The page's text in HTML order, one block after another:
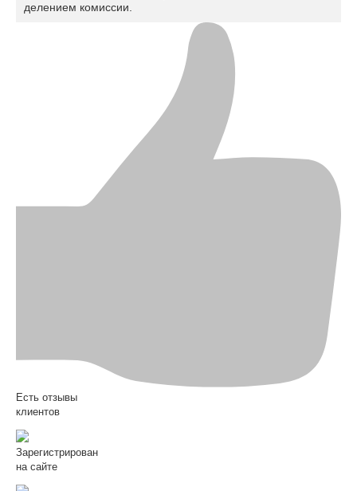
делением комиссии.
Есть отзывы
клиентов
Зарегистрирован
на сайте